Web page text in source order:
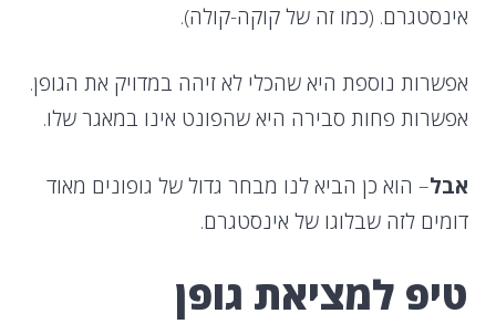
אינסטגרם. (כמו זה של קוקה-קולה).
אפשרות נוספת היא שהכלי לא זיהה במדויק את הגופן.
אפשרות פחות סבירה היא שהפונט אינו במאגר שלו.
אבל– הוא כן הביא לנו מבחר גדול של גופונים מאוד
דומים לזה שבלוגו של אינסטגרם.
טיפ למציאת גופן